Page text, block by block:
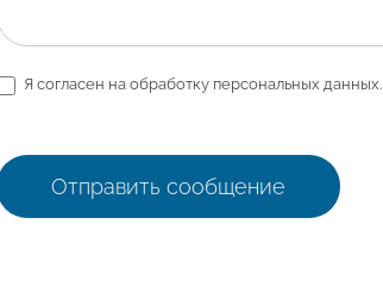
Я согласен на обработку персональных данных.
Отправить сообщение